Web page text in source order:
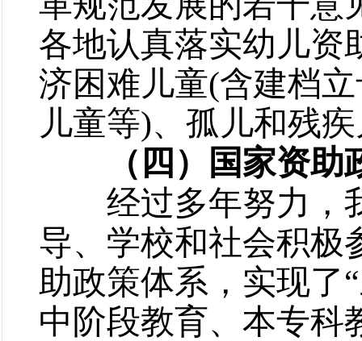
各地认真落实幼儿资
济困难儿童(含建档
儿童等)、孤儿和残
（四）国家资助
经过多年努力，我
导、学校和社会积极
助政策体系，实现了
中阶段教育、本专科